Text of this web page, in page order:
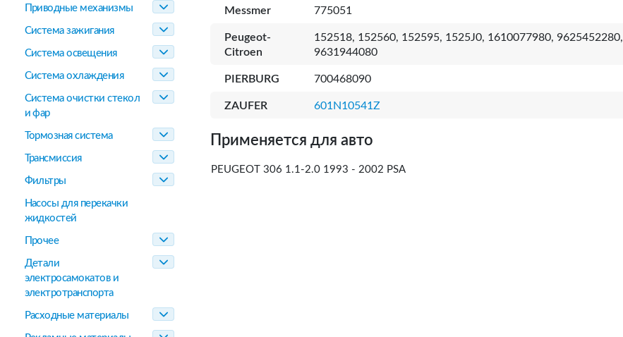
Приводные механизмы
Система зажигания
Система освещения
Система охлаждения
Система очистки стекол
и фар
Тормозная система
Трансмиссия
Фильтры
Насосы для перекачки
жидкостей
Прочее
Детали
электросамокатов и
электротранспорта
Расходные материалы
Messmer 775051
Peugeot-
Citroen
152518, 152560, 152595, 1525J0, 1610077980, 9625452280,
9631944080
PIERBURG 700468090
ZAUFER 601N10541Z
Применяется для авто
PEUGEOT 306 1.1-2.0 1993 - 2002 PSA